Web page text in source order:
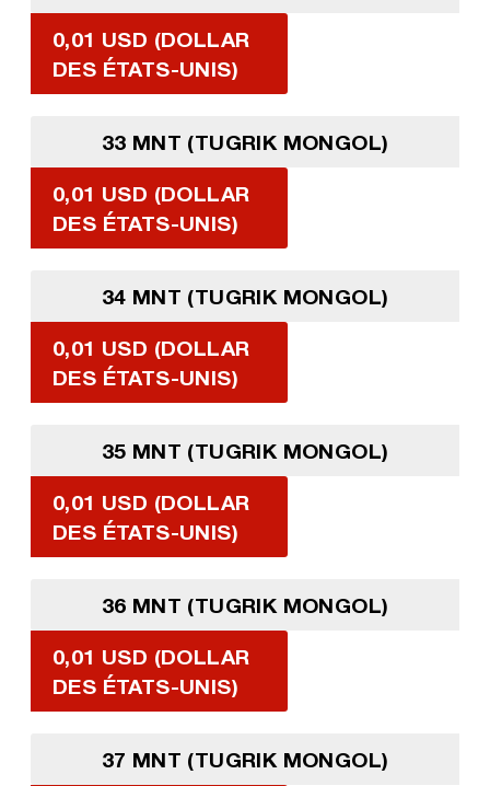
0,01 USD (DOLLAR
DES ÉTATS-UNIS)
33 MNT (TUGRIK MONGOL)
0,01 USD (DOLLAR
DES ÉTATS-UNIS)
34 MNT (TUGRIK MONGOL)
0,01 USD (DOLLAR
DES ÉTATS-UNIS)
35 MNT (TUGRIK MONGOL)
0,01 USD (DOLLAR
DES ÉTATS-UNIS)
36 MNT (TUGRIK MONGOL)
0,01 USD (DOLLAR
DES ÉTATS-UNIS)
37 MNT (TUGRIK MONGOL)